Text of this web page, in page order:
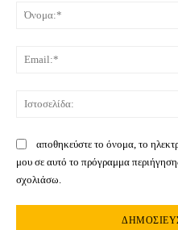
αποθηκεύστε το όνομα, το
μου σε αυτό το πρόγραμμα
σχολιάσω.